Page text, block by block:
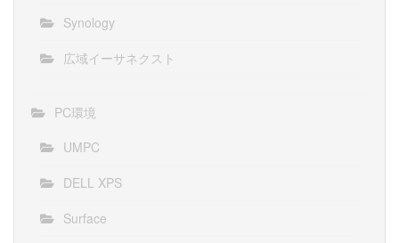
Synology
広域イーサネクスト
PC環境
UMPC
DELL XPS
Surface